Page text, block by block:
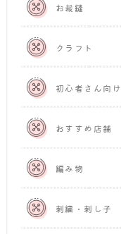
お裁縫
クラフト
初心者さん向け
おすすめ店舗
編み物
刺繍・刺し子